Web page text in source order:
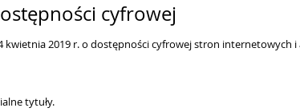
cyfrowej
kwietnia 2019 r. o dostępności cyfrowej stron
tytuły.